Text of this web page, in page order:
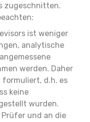
zugeschnitten.
ist weniger
analytische
werden. Daher
d.h. es
keine
wurden.
und an die